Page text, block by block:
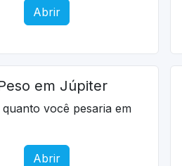
Abrir
em Júpiter
você pesaria em
Abrir